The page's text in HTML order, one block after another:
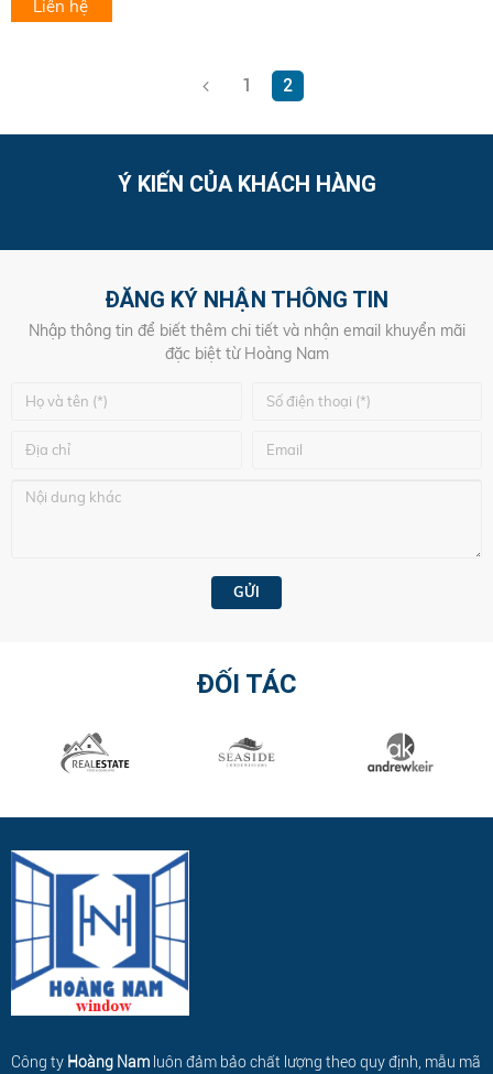
Liên hệ
1 2
Ý KIẾN CỦA KHÁCH HÀNG
ĐĂNG KÝ NHẬN THÔNG TIN
Nhập thông tin để biết thêm chi tiết và nhận email khuyển mãi
đặc biệt từ Hoàng Nam
ĐỐI TÁC
Công ty Hoàng Nam luôn đảm bảo chất lượng theo quy định, mẫu mã